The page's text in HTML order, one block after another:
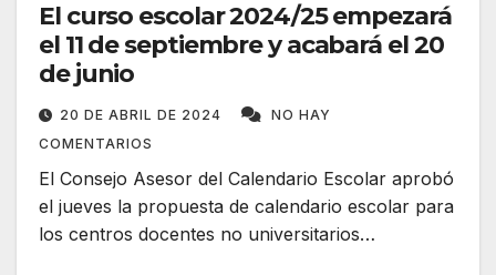
El curso escolar 2024/25 empezará
el 11 de septiembre y acabará el 20
de junio
20 DE ABRIL DE 2024
NO HAY
COMENTARIOS
El Consejo Asesor del Calendario Escolar aprobó
el jueves la propuesta de calendario escolar para
los centros docentes no universitarios…